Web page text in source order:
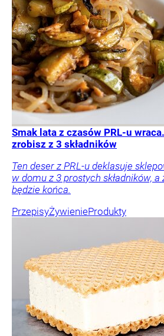
Smak lata z czasów PRL-u
zrobisz z 3 składników
Ten deser z PRL-u deklasuje
w domu z 3 prostych składników,
będzie końca.
PrzepisyŻywienieProdukty